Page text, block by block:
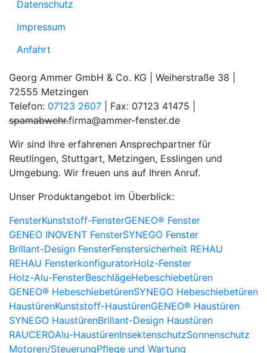
Datenschutz
Impressum
Anfahrt
Georg Ammer GmbH & Co. KG | Weiherstraße 38 |
72555 Metzingen
Telefon: 07123 2607 | Fax: 07123 41475 |
spamabwehr.firma@ammer-fenster.de
Wir sind Ihre erfahrenen Ansprechpartner für
Reutlingen, Stuttgart, Metzingen, Esslingen und
Umgebung. Wir freuen uns auf Ihren Anruf.
Unser Produktangebot im Überblick:
FensterKunststoff-FensterGENEO® Fenster
GENEO INOVENT FensterSYNEGO Fenster
Brillant-Design FensterFenstersicherheit REHAU
REHAU FensterkonfiguratorHolz-Fenster
Holz-Alu-FensterBeschlägeHebeschiebetüren
GENEO® HebeschiebetürenSYNEGO Hebeschiebetüren
HaustürenKunststoff-HaustürenGENEO® Haustüren
SYNEGO HaustürenBrillant-Design Haustüren
RAUCEROAlu-HaustürenInsektenschutzSonnenschutz
Motoren/SteuerungPflege und Wartung